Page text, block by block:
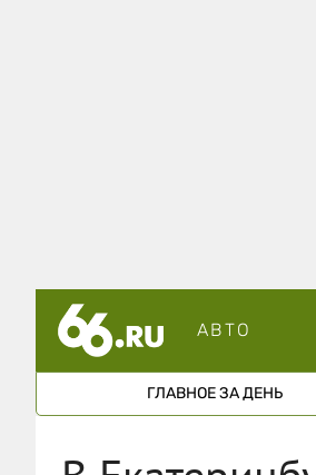
АВТО
ГЛАВНОЕ ЗА ДЕНЬ